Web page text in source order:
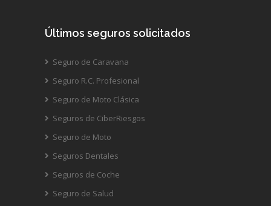
Últimos seguros solicitados
Seguro de Caravana
Seguro R.C. Profesional
Seguro de Moto Clásica
Seguros de CiberRiesgos
Seguro de Moto
Seguros Dentales
Seguros de Coche
Seguro de Salud